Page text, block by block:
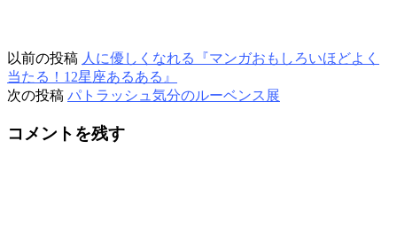
以前の投稿 人に優しくなれる『マンガおもしろいほどよく
当たる！12星座あるある』
次の投稿 パトラッシュ気分のルーベンス展
コメントを残す